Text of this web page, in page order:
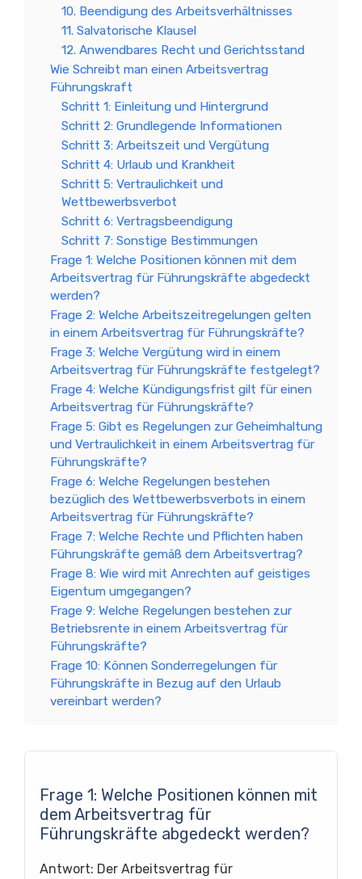
10. Beendigung des Arbeitsverhältnisses
11. Salvatorische Klausel
12. Anwendbares Recht und Gerichtsstand
Wie Schreibt man einen Arbeitsvertrag
Führungskraft
Schritt 1: Einleitung und Hintergrund
Schritt 2: Grundlegende Informationen
Schritt 3: Arbeitszeit und Vergütung
Schritt 4: Urlaub und Krankheit
Schritt 5: Vertraulichkeit und
Wettbewerbsverbot
Schritt 6: Vertragsbeendigung
Schritt 7: Sonstige Bestimmungen
Frage 1: Welche Positionen können mit dem
Arbeitsvertrag für Führungskräfte abgedeckt
werden?
Frage 2: Welche Arbeitszeitregelungen gelten
in einem Arbeitsvertrag für Führungskräfte?
Frage 3: Welche Vergütung wird in einem
Arbeitsvertrag für Führungskräfte festgelegt?
Frage 4: Welche Kündigungsfrist gilt für einen
Arbeitsvertrag für Führungskräfte?
Frage 5: Gibt es Regelungen zur Geheimhaltung
und Vertraulichkeit in einem Arbeitsvertrag für
Führungskräfte?
Frage 6: Welche Regelungen bestehen
bezüglich des Wettbewerbsverbots in einem
Arbeitsvertrag für Führungskräfte?
Frage 7: Welche Rechte und Pflichten haben
Führungskräfte gemäß dem Arbeitsvertrag?
Frage 8: Wie wird mit Anrechten auf geistiges
Eigentum umgegangen?
Frage 9: Welche Regelungen bestehen zur
Betriebsrente in einem Arbeitsvertrag für
Führungskräfte?
Frage 10: Können Sonderregelungen für
Führungskräfte in Bezug auf den Urlaub
vereinbart werden?
Frage 1: Welche Positionen können mit
dem Arbeitsvertrag für
Führungskräfte abgedeckt werden?
Antwort: Der Arbeitsvertrag für